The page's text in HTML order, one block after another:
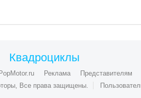
Квадроциклы
Реклама Представителям
Все права защищены.